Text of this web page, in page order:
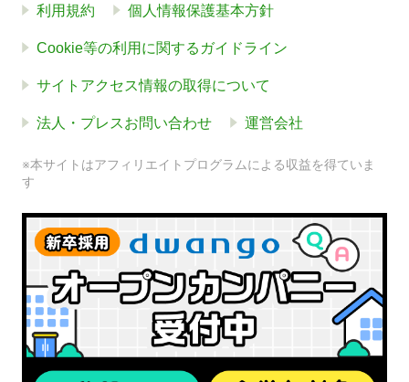
利用規約 個人情報保護基本方針
Cookie等の利用に関するガイドライン
サイトアクセス情報の取得について
法人・プレスお問い合わせ 運営会社
※本サイトはアフィリエイトプログラムによる収益を得ていま
す